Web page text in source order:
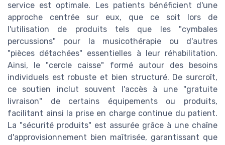
service est optimale. Les patients bénéficient d'une
approche centrée sur eux, que ce soit lors de
l'utilisation de produits tels que les "cymbales
percussions" pour la musicothérapie ou d'autres
"pièces détachées" essentielles à leur réhabilitation.
Ainsi, le "cercle caisse" formé autour des besoins
individuels est robuste et bien structuré. De surcroît,
ce soutien inclut souvent l'accès à une "gratuite
livraison" de certains équipements ou produits,
facilitant ainsi la prise en charge continue du patient.
La "sécurité produits" est assurée grâce à une chaîne
d'approvisionnement bien maîtrisée, garantissant que